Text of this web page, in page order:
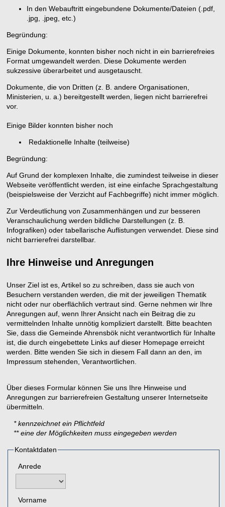
In den Webauftritt eingebundene Dokumente/Dateien (.pdf,
.jpg, .jpeg, etc.)
Begründung:
Einige Dokumente, konnten bisher noch nicht in ein barrierefreies
Format umgewandelt werden. Diese Dokumente werden
sukzessive überarbeitet und ausgetauscht.
Dokumente, die von Dritten (z. B. andere Organisationen,
Ministerien, u. a.) bereitgestellt werden, liegen nicht barrierefrei
vor.
Einige Bilder konnten bisher noch
Redaktionelle Inhalte (teilweise)
Begründung:
Auf Grund der komplexen Inhalte, die zumindest teilweise in dieser
Webseite veröffentlicht werden, ist eine einfache Sprachgestaltung
(beispielsweise der Verzicht auf Fachbegriffe) nicht immer möglich.
Zur Verdeutlichung von Zusammenhängen und zur besseren
Veranschaulichung werden bildliche Darstellungen (z. B.
Infografiken) oder tabellarische Auflistungen verwendet. Diese sind
nicht barrierefrei darstellbar.
Ihre Hinweise und Anregungen
Unser Ziel ist es, Artikel so zu schreiben, dass sie auch von
Besuchern verstanden werden, die mit der jeweiligen Thematik
nicht oder nur oberflächlich vertraut sind. Gerne nehmen wir Ihre
Anregungen auf, wenn Ihrer Ansicht nach ein Beitrag die zu
vermittelnden Inhalte unnötig kompliziert darstellt. Bitte beachten
Sie, dass die Gemeinde Ahrensbök nicht verantwortlich für Inhalte
ist, die durch eingebettete Links auf dieser Homepage erreicht
werden. Bitte wenden Sie sich in diesem Fall dann an den, im
Impressum stehenden, Verantwortlichen.
Über dieses Formular können Sie uns Ihre Hinweise und
Anregungen zur barrierefreien Gestaltung unserer Internetseite
übermitteln.
* kennzeichnet ein Pflichtfeld
** eine der Möglichkeiten muss eingegeben werden
Kontaktdaten
Anrede
Vorname